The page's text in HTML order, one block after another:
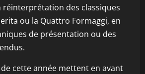
réinterprétation des classiques
ou la Quattro Formaggi, en
de présentation ou des
cette année mettent en avant